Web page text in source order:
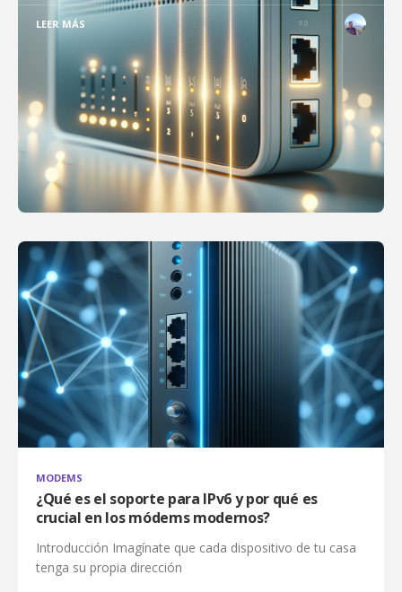
LEER MÁS
MODEMS
¿Qué es el soporte para IPv6 y por qué es
crucial en los módems modernos?
Introducción Imagínate que cada dispositivo de tu casa
tenga su propia dirección